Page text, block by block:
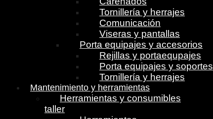
Tornillería y herrajes
Comunicación
Viseras y pantallas
Porta equipajes y accesorios
Rejillas y portaequpajes
Porta equipajes y soportes
Tornillería y herrajes
Mantenimiento y herramientas
Herramientas y consumibles
taller